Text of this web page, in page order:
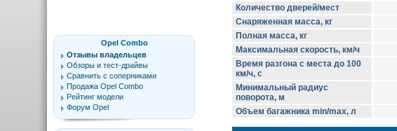
Количество дверей/мест
Снаряженная масса, кг
Полная масса, кг
Максимальная скорость, км/ч
Время разгона с места до 100
км/ч, с
Минимальный радиус
поворота, м
Объем багажника min/max, л
Opel Combo
Отзывы владельцев
Обзоры и тест-драйвы
Сравнить с соперниками
Продажа Opel Combo
Рейтинг модели
Форум Opel